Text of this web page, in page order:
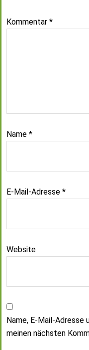
Kommentar *
Name *
E-Mail-Adresse *
Website
Name, E-Mail-Adresse
meinen nächsten